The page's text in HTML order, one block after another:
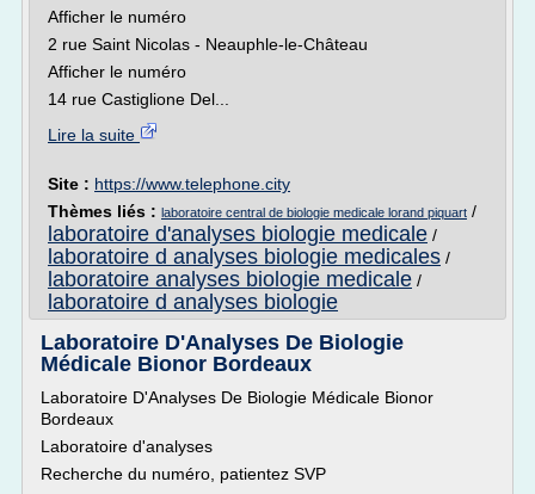
Afficher le numéro
2 rue Saint Nicolas - Neauphle-le-Château
Afficher le numéro
14 rue Castiglione Del...
Lire la suite
Site : https://www.telephone.city
Thèmes liés : laboratoire central de biologie medicale lorand piquart /
laboratoire d'analyses biologie medicale /
laboratoire d analyses biologie medicales /
laboratoire analyses biologie medicale /
laboratoire d analyses biologie
Laboratoire D'Analyses De Biologie
Médicale Bionor Bordeaux
Laboratoire D'Analyses De Biologie Médicale Bionor
Bordeaux
Laboratoire d'analyses
Recherche du numéro, patientez SVP